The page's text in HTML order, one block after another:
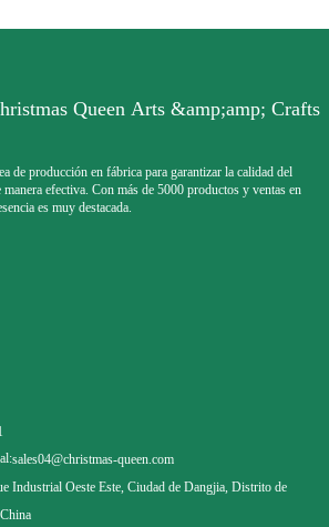
Queen Arts &amp;amp; Crafts
de producción en fábrica para garantizar la calidad del
efectiva. Con más de 5000 productos y ventas en
es muy destacada.
sales04@christmas-queen.com
Industrial Oeste Este, Ciudad de Dangjia, Distrito de